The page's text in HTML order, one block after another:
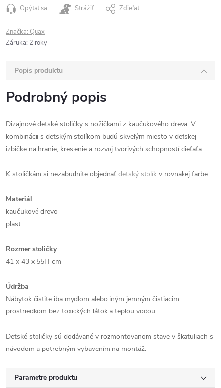
Opýtať sa Strážiť Zdieľať
Značka: Quax
Záruka: 2 roky
Popis produktu
Podrobný popis
Dizajnové detské stoličky s nožičkami z kaučukového dreva. V
kombinácii s detským stolíkom budú skvelým miesto v detskej
izbičke na hranie, kreslenie a rozvoj tvorivých schopností dieťaťa.
K stoličkám si nezabudnite objednať detský stolík v rovnakej farbe.
Materiál
kaučukové drevo
plast
Rozmer stoličky
41 x 43 x 55H cm
Údržba
Nábytok čistite iba mydlom alebo iným jemným čistiacim
prostriedkom bez toxických látok a teplou vodou.
Detské stoličky sú dodávané v rozmontovanom stave v škatuliach s
návodom a potrebným vybavením na montáž.
Parametre produktu